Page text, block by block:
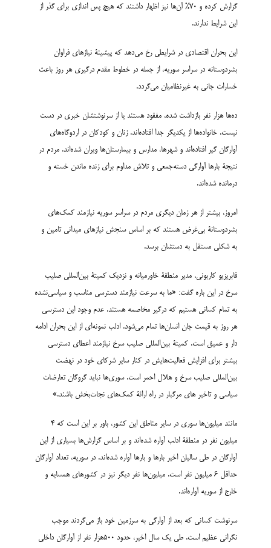
گزارش کرده و 70% آن‌ها نیز اظهار داشتند که هیچ پس اندازی برای گذر از
این شرایط ندارند.
این بحران اقتصادی در شرایطی رخ می‌دهد که پیشینۀ نیازهای فراوان
بشردوستانه در سراسر سوریه، از جمله در خطوط مقدم درگیری هر روز باعث
خسارات جانی به غیرنظامیان می‌گردد.
ده‌ها هزار نفر بازداشت شده، مفقود هستند یا از سرنوشتشان خبری در دست
نیست. خانواده‌ها از یکدیگر جدا افتاده‌اند. زنان و کودکان در اردوگاه‌های
آوارگان گیر افتاده‌اند و شهرها، مدارس و بیمارستان‌ها ویران شده‌اند. مردم در
نتیجۀ بارها آوارگی دسته‌جمعی و تلاش مداوم برای زنده ماندن خسته و
درمانده شده‌اند.
امروز، بیشتر از هر زمان دیگری مردم در سراسر سوریه نیازمند کمک‌های
بشردوستانۀ بی‌غرض هستند که بر اساس سنجش نیازهای میدانی تامین و
به شکلی مستقل به دستشان برسد.
فابریزیو کاربونی، مدیر منطقۀ خاورمیانه و نزدیک کمیتۀ بین‌المللی صلیب
سرخ در این باره گفت: «ما به سرعت نیازمند دسترسی مناسب و سیاسی‌نشده
به تمام کسانی هستیم که درگیر مخاصمه هستند. عدم وجود این دسترسی
هر روز به قیمت جان انسان‌ها تمام می‌شود. ادلب نمونه‌ای از این بحران ادامه
دار و عمیق است. کمیتۀ بین‌المللی صلیب سرخ نیازمند اعطای دسترسی
بیشتر برای افزایش فعالیت‌هایش در کنار سایر شرکای خود در نهضت
بین‌المللی صلیب سرخ و هلال احمر است. سوری‌ها نباید گروگان تعارضات
سیاسی و تاخیر های مرگبار در راه ارائۀ کمک‌های نجات‌بخش باشند.»
مانند میلیون‌ها سوری در سایر مناطق این کشور، باور بر این است که 4
میلیون نفر در منطقۀ ادلب آواره شده‌اند و بر اساس گزارش‌ها بسیاری از این
آوارگان در طی سالیان اخیر بارها و بارها آواره شده‌اند. در سوریه، تعداد آوارگان
حداقل 6 میلیون نفر است. میلیون‌ها نفر دیگر نیز در کشورهای همسایه و
خارج از سوریه آواره‌اند.
سرنوشت کسانی که بعد از آوارگی به سرزمین خود باز می‌گردند موجب
نگرانی عظیم است. طی یک سال اخیر، حدود 500هزار نفر از آوارگان داخلی